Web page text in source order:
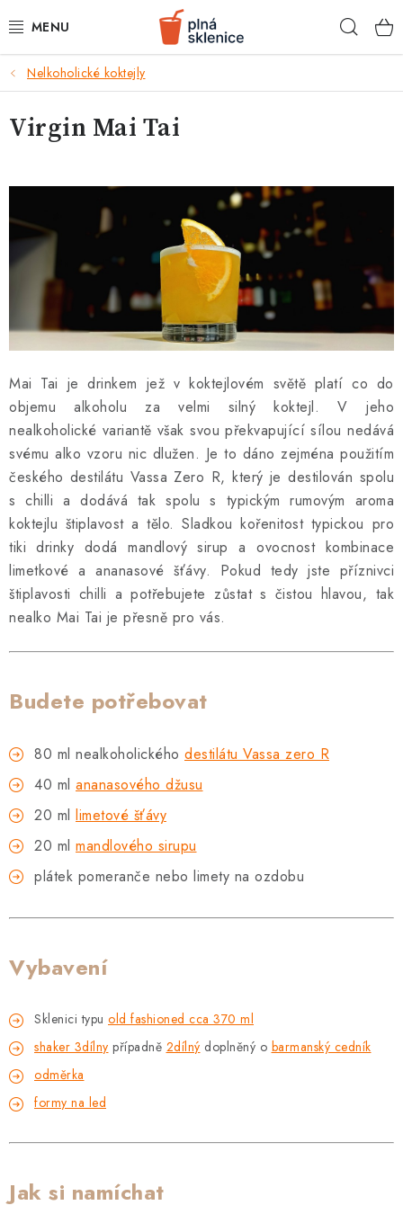
na
BARMANSKÉ POTŘEBY
SKLENICE NA KOKTEJLY
KOKTEJLOVÉ SADY
RECEPTY
SOUPRAVY
Nelkoholické koktejly
Virgin Mai Tai
Mai Tai je drinkem jež v koktejlovém světě platí co do
objemu alkoholu za velmi silný koktejl. V jeho
nealkoholické variantě však svou překvapující sílou nedává
svému alko vzoru nic dlužen. Je to dáno zejména použitím
českého destilátu Vassa Zero R, který je destilován spolu
s chilli a dodává tak spolu s typickým rumovým aroma
koktejlu štiplavost a tělo. Sladkou kořenitost typickou pro
tiki drinky dodá mandlový sirup a ovocnost kombinace
limetkové a ananasové šťávy. Pokud tedy jste příznivci
štiplavosti chilli a potřebujete zůstat s čistou hlavou, tak
nealko Mai Tai je přesně pro vás.
Budete potřebovat
80 ml nealkoholického destilátu Vassa zero R
40 ml ananasového džusu
20 ml limetové šťávy
20 ml mandlového sirupu
plátek pomeranče nebo limety na ozdobu
Vybavení
Sklenici typu old fashioned cca 370 ml
shaker 3dílny případně 2dílný doplněný o barmanský cedník
odměrka
formy na led
Jak si namíchat